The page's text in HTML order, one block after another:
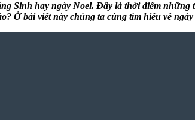
Sinh hay ngày Noel. Đây là thời điểm
Ở bài viết này chúng ta cùng tìm hiểu về